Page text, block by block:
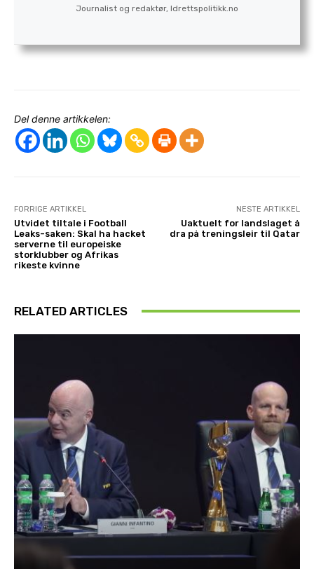
Journalist og redaktør, Idrettspolitikk.no
Del denne artikkelen:
FORRIGE ARTIKKEL
Utvidet tiltale i Football
Leaks-saken: Skal ha hacket
serverne til europeiske
storklubber og Afrikas
rikeste kvinne
NESTE ARTIKKEL
Uaktuelt for landslaget å
dra på treningsleir til Qatar
RELATED ARTICLES